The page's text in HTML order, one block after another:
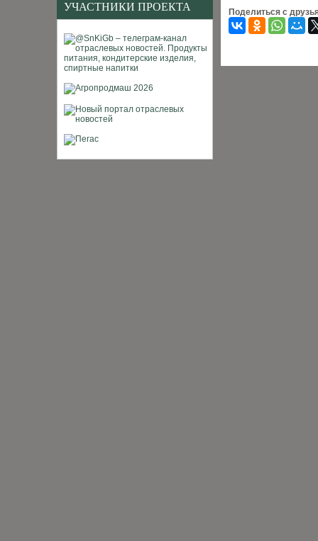
УЧАСТНИКИ ПРОЕКТА Поделиться с